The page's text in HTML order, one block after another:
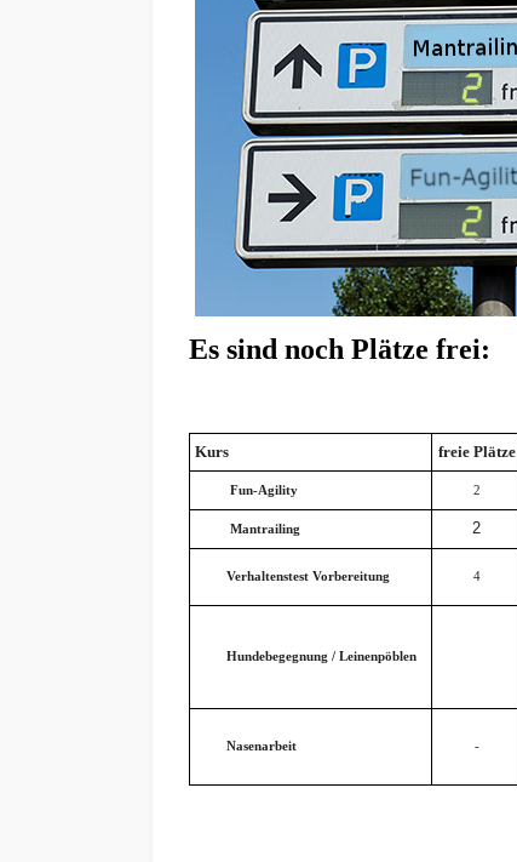
Es sind noch Plätze frei:
Kurs freie Plätze
Fun-Agility 2
Mantrailing 2
Verhaltenstest Vorbereitung 4
Hundebegegnung / Leinenpöblen
Nasenarbeit -